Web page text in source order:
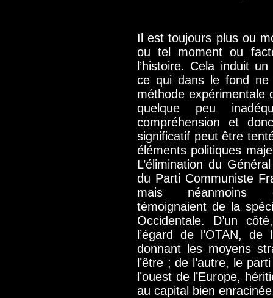
Il est toujours plus ou
ou tel moment ou
l’histoire. Cela induit
ce qui dans le fond ne
méthode expérimentale
quelque peu
compréhension et
significatif peut être
éléments politiques
L’élimination du
du Parti Communiste
mais néanmoins
témoignaient de la
Occidentale. D’un
l’égard de l’OTAN,
donnant les moyens
l’être ; de l’autre, le
l’ouest de l’Europe,
au capital bien